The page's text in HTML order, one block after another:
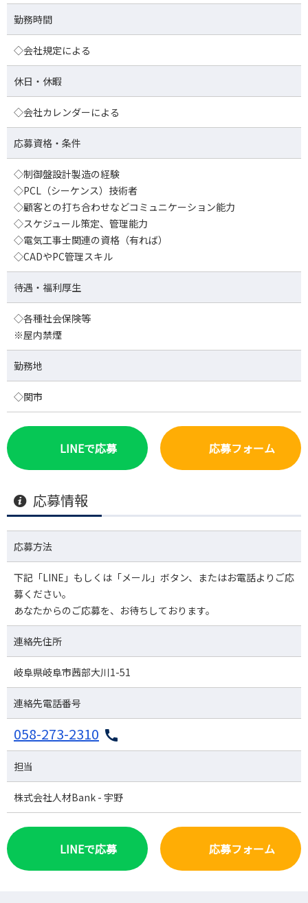
勤務時間
◇会社規定による
休日・休暇
◇会社カレンダーによる
応募資格・条件
◇制御盤設計製造の経験
◇PCL（シーケンス）技術者
◇顧客との打ち合わせなどコミュニケーション能力
◇スケジュール策定、管理能力
◇電気工事士関連の資格（有れば）
◇CADやPC管理スキル
待遇・福利厚生
◇各種社会保険等
※屋内禁煙
勤務地
◇関市
LINEで応募 応募フォーム
応募情報
応募方法
下記「LINE」もしくは「メール」ボタン、またはお電話よりご応
募ください。
あなたからのご応募を、お待ちしております。
連絡先住所
岐阜県岐阜市茜部大川1-51
連絡先電話番号
058-273-2310
担当
株式会社人材Bank - 宇野
LINEで応募 応募フォーム